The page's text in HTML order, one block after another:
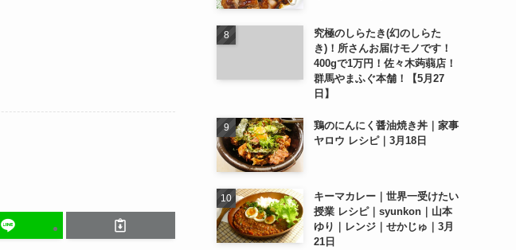
究極のしらたき(幻のしらた
き)！所さんお届けモノです！
400gで1万円！佐々木蒟蒻店！
群馬やまふぐ本舗！【5月27
日】
鶏のにんにく醤油焼き丼｜家事
ヤロウ レシピ｜3月18日
キーマカレー｜世界一受けたい
授業 レシピ｜syunkon｜山本
ゆり｜レンジ｜せかじゅ｜3月
21日